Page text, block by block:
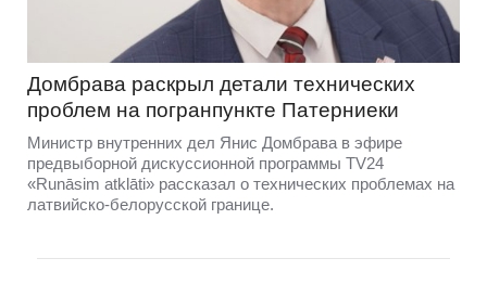
Домбравa раскрыл детали технических
проблем на погранпункте Патерниеки
Министр внутренних дел Янис Домбрава в эфире
предвыборной дискуссионной программы TV24
«Runāsim atklāti» рассказал о технических проблемах на
латвийско-белорусской границе.